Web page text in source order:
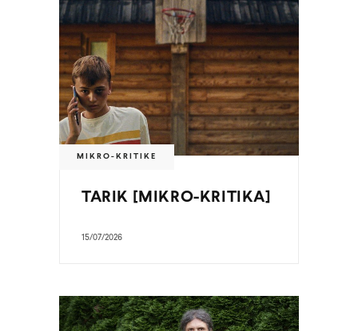
MIKRO-KRITIKE
TARIK [MIKRO-KRITIKA]
15/07/2026